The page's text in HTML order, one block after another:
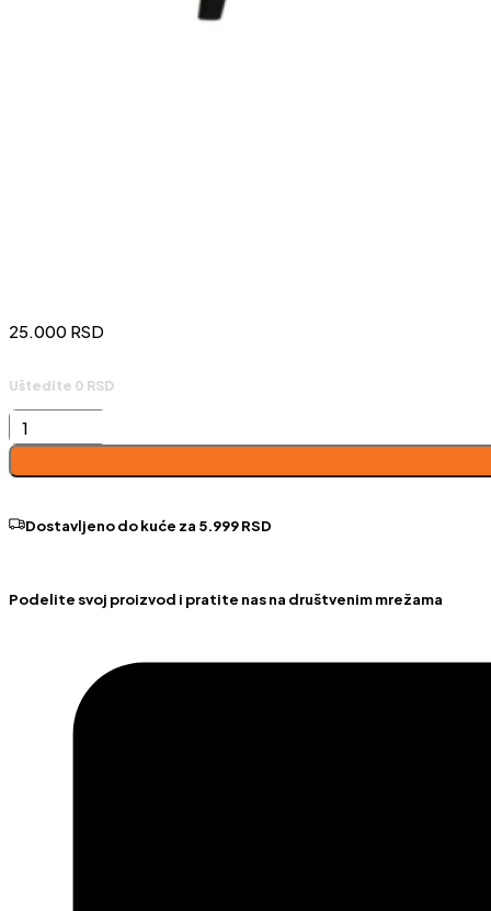
25.000RSD
Uštedite 0 RSD
Statment
tabure
količina
Dostavljeno do kuće za 5.999 RSD
Podelite svoj proizvod i pratite nas na društvenim mrežama